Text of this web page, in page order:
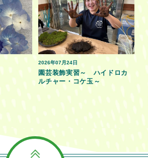
2026年07月24日
園芸装飾実習～ ハイドロカ
ルチャー・コケ玉～